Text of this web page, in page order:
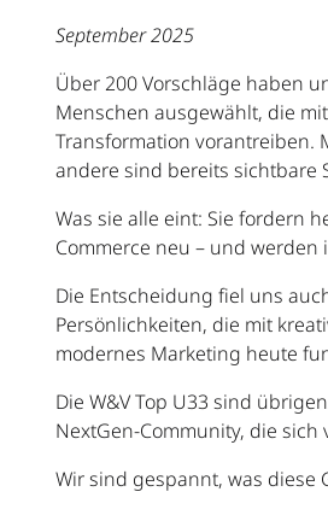
September 2025
Über 200 Vorschläge haben
Menschen ausgewählt, die
Transformation vorantreiben.
andere sind bereits sichtbare
Was sie alle eint: Sie fordern
Commerce neu – und
Die Entscheidung fiel uns
Persönlichkeiten, die mit
modernes Marketing heute
Die W&V Top U33 sind
NextGen-Community, die
Wir sind gespannt, was diese